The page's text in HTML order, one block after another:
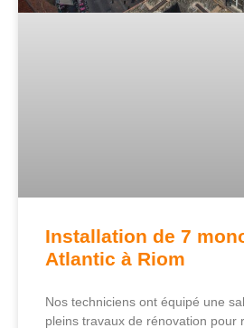
Installation de 7
Atlantic à Riom
Nos techniciens ont équipé une
pleins travaux de rénovation pour